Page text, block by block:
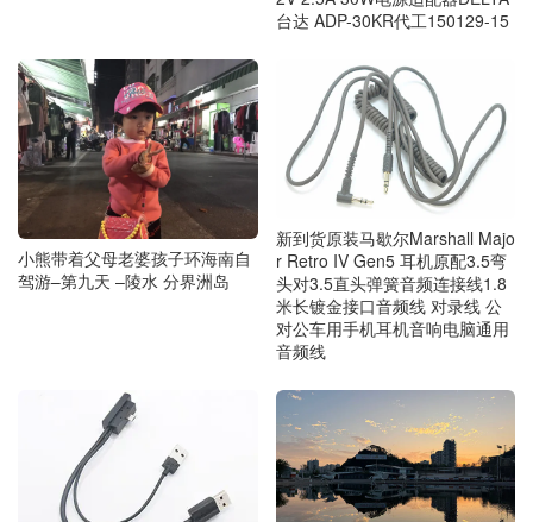
台达 ADP-30KR代工150129-15
小熊带着父母老婆孩子环海南自
驾游–第九天 –陵水 分界洲岛
新到货原装马歇尔Marshall Majo
r Retro IV Gen5 耳机原配3.5弯
头对3.5直头弹簧音频连接线1.8
米长镀金接口音频线 对录线 公
对公车用手机耳机音响电脑通用
音频线